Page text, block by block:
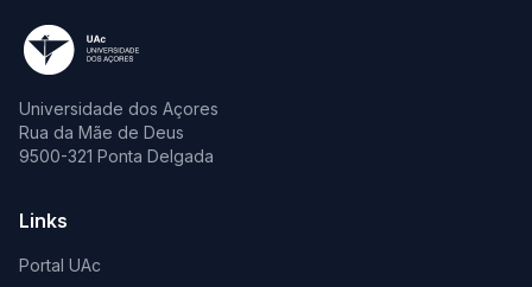
Universidade dos Açores
Rua da Mãe de Deus
9500-321 Ponta Delgada
Links
Portal UAc